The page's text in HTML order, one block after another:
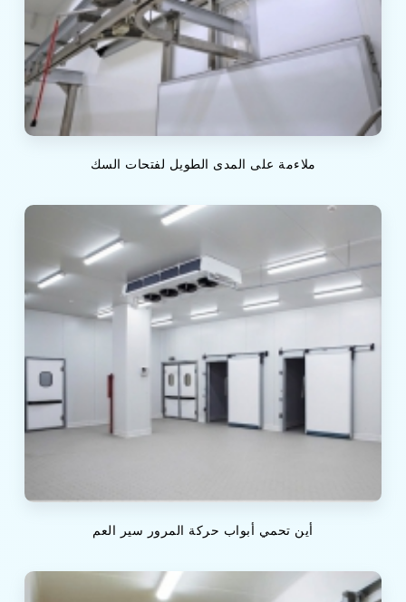
ملاءمة على المدى الطويل لفتحات السك
أين تحمي أبواب حركة المرور سير العم